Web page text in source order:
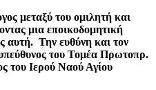
μεταξύ του ομιλητή και
μια εποικοδομητική
αυτή. Την ευθύνη και τον
του Τομέα Πρωτοπρ.
του Ιερού Ναού Αγίου